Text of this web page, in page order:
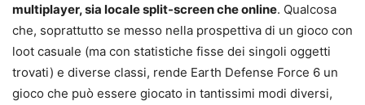
multiplayer, sia locale split-screen che online. Qualcosa
che, soprattutto se messo nella prospettiva di un gioco con
loot casuale (ma con statistiche fisse dei singoli oggetti
trovati) e diverse classi, rende Earth Defense Force 6 un
gioco che può essere giocato in tantissimi modi diversi,